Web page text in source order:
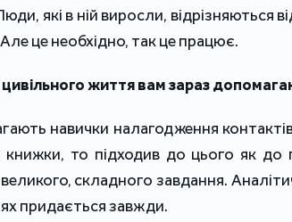
які в ній виросли, відрізняються
Але це необхідно, так це працює.
цивільного життя вам зараз
навички налагодження
книжки, то підходив до цього як до
складного завдання.
придається завжди.